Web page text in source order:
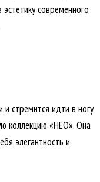
современного
и стремится идти в ногу
коллекцию «НЕО». Она
элегантность и